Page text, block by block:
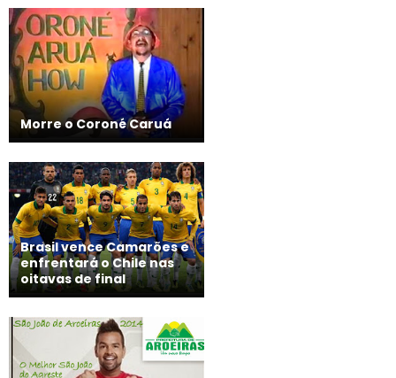
Morre o Coroné Caruá
Brasil vence Camarões e
enfrentará o Chile nas
oitavas de final